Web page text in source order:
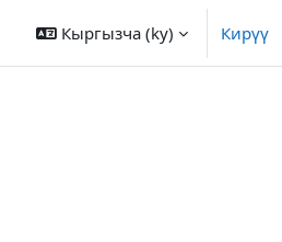
Кыргызча ‎(ky)‎ Кирүү